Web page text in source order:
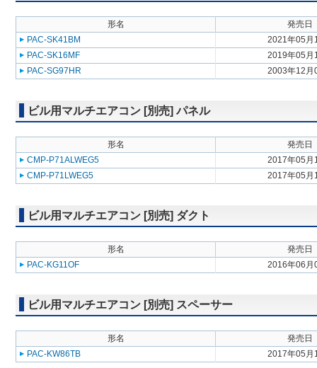
形名
発売日
PAC-SK41BM
2021年05月
PAC-SK16MF
2019年05月
PAC-SG97HR
2003年12月
ビル用マルチエアコン [別売] パネル
形名
発売日
CMP-P71ALWEG5
2017年05月
CMP-P71LWEG5
2017年05月
ビル用マルチエアコン [別売] ダクト
形名
発売日
PAC-KG11OF
2016年06月
ビル用マルチエアコン [別売] スペーサー
形名
発売日
PAC-KW86TB
2017年05月